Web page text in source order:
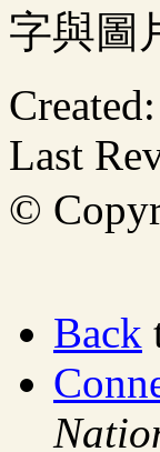
字與圖
Last
©
Back